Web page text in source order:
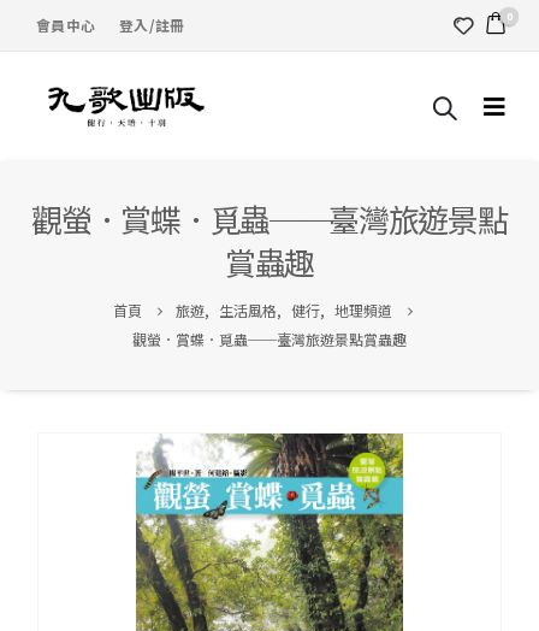
會員中心 登入/註冊 0
觀螢．賞蝶．覓蟲──臺灣旅遊景點
賞蟲趣
首頁 旅遊, 生活風格, 健行, 地理頻道
觀螢．賞蝶．覓蟲──臺灣旅遊景點賞蟲趣